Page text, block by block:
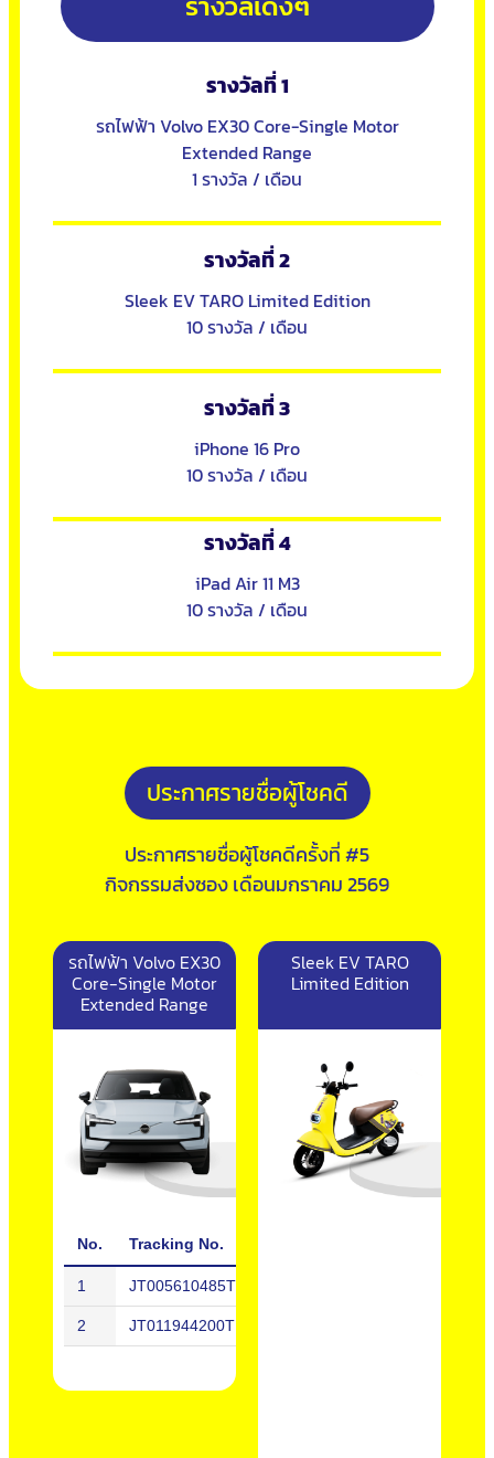
รางวัลที่ 1
รถไฟฟ้า Volvo EX30 Core-Single Motor
Extended Range
1 รางวัล / เดือน
รางวัลที่ 2
Sleek EV TARO Limited Edition
10 รางวัล / เดือน
รางวัลที่ 3
iPhone 16 Pro
10 รางวัล / เดือน
รางวัลที่ 4
iPad Air 11 M3
10 รางวัล / เดือน
ประกาศรายชื่อผู้โชคดี
ประกาศรายชื่อผู้โชคดีครั้งที่ #5
กิจกรรมส่งซอง เดือนมกราคม 2569
รถไฟฟ้า Volvo EX30
Core-Single Motor
Extended Range
No. Tracking No.
1
JT005610485TH
2
JT011944200TH
Sleek EV TARO
Limited Edition​